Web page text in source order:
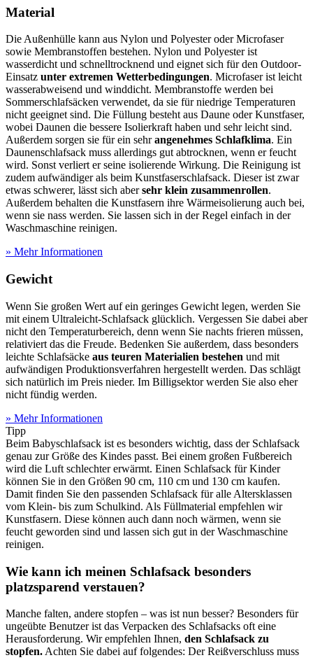
Material
Die Außenhülle kann aus Nylon und Polyester oder Microfaser
sowie Membranstoffen bestehen. Nylon und Polyester ist
wasserdicht und schnelltrocknend und eignet sich für den Outdoor-
Einsatz unter extremen Wetterbedingungen. Microfaser ist leicht
wasserabweisend und winddicht. Membranstoffe werden bei
Sommerschlafsäcken verwendet, da sie für niedrige Temperaturen
nicht geeignet sind. Die Füllung besteht aus Daune oder Kunstfaser,
wobei Daunen die bessere Isolierkraft haben und sehr leicht sind.
Außerdem sorgen sie für ein sehrangenehmes Schlafklima. Ein
Daunenschlafsack muss allerdings gut abtrocknen, wenn er feucht
wird. Sonst verliert er seine isolierende Wirkung. Die Reinigung ist
zudem aufwändiger als beim Kunstfaserschlafsack. Dieser ist zwar
etwas schwerer, lässt sich abersehr klein zusammenrollen.
Außerdem behalten die Kunstfasern ihre Wärmeisolierung auch bei,
wenn sie nass werden. Sie lassen sich in der Regel einfach in der
Waschmaschine reinigen.
» Mehr Informationen
Gewicht
Wenn Sie großen Wert auf ein geringes Gewicht legen, werden Sie
mit einem Ultraleicht-Schlafsack glücklich. Vergessen Sie dabei aber
nicht den Temperaturbereich, denn wenn Sie nachts frieren müssen,
relativiert das die Freude. Bedenken Sie außerdem, dass besonders
leichte Schlafsäcke aus teuren Materialien bestehen und mit
aufwändigen Produktionsverfahren hergestellt werden. Das schlägt
sich natürlich im Preis nieder. Im Billigsektor werden Sie also eher
nicht fündig werden.
» Mehr Informationen
Tipp
Beim Babyschlafsack ist es besonders wichtig, dass der Schlafsack
genau zur Größe des Kindes passt. Bei einem großen Fußbereich
wird die Luft schlechter erwärmt. Einen Schlafsack für Kinder
können Sie in den Größen 90 cm, 110 cm und 130 cm kaufen.
Damit finden Sie den passenden Schlafsack für alle Altersklassen
vom Klein- bis zum Schulkind. Als Füllmaterial empfehlen wir
Kunstfasern. Diese können auch dann noch wärmen, wenn sie
feucht geworden sind und lassen sich gut in der Waschmaschine
reinigen.
Wie kann ich meinen Schlafsack besonders
platzsparend verstauen?
Manche falten, andere stopfen – was ist nun besser? Besonders für
ungeübte Benutzer ist das Verpacken des Schlafsacks oft eine
Herausforderung. Wir empfehlen Ihnen, den Schlafsack zu
stopfen. Achten Sie dabei auf folgendes: Der Reißverschluss muss